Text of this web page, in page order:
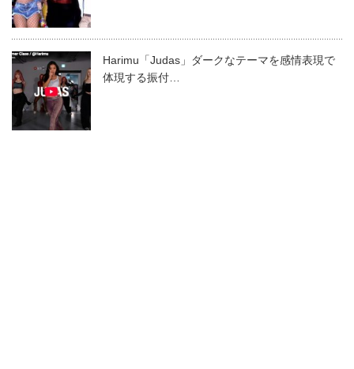
Harimu「Judas」ダークなテーマを感情表現で
体現する振付…